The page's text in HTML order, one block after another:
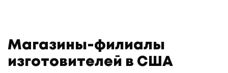
Магазины-филиалы
изготовителей в США